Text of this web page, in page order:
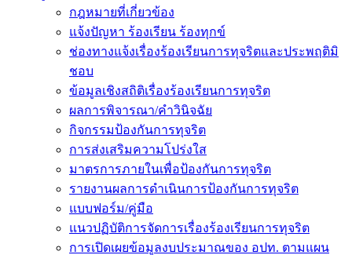
กฎหมายที่เกี่ยวข้อง
แจ้งปัญหา ร้องเรียน ร้องทุกข์
ช่องทางแจ้งเรื่องร้องเรียนการทุจริตและประพฤติมิ
ชอบ
ข้อมูลเชิงสถิติเรื่องร้องเรียนการทุจริต
ผลการพิจารณา/คำวินิจฉัย
กิจกรรมป้องกันการทุจริต
การส่งเสริมความโปร่งใส
มาตรการภายในเพื่อป้องกันการทุจริต
รายงานผลการดำเนินการป้องกันการทุจริต
แบบฟอร์ม/คู่มือ
แนวปฏิบัติการจัดการเรื่องร้องเรียนการทุจริต
การเปิดเผยข้อมูลงบประมาณของ อปท. ตามแผน